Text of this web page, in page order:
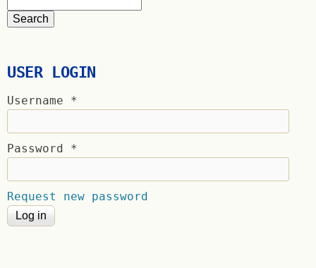
USER LOGIN
Username *
Password *
Request new password